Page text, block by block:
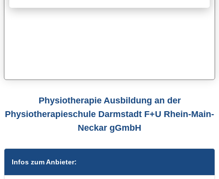
Physiotherapie Ausbildung an der
Physiotherapieschule Darmstadt F+U Rhein-Main-
Neckar gGmbH
Infos zum Anbieter: